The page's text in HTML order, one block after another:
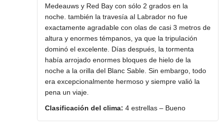
Medeauws y Red Bay con sólo 2 grados en la
noche. también la travesía al Labrador no fue
exactamente agradable con olas de casi 3 metros de
altura y enormes témpanos, ya que la tripulación
dominó el excelente. Días después, la tormenta
había arrojado enormes bloques de hielo de la
noche a la orilla del Blanc Sable. Sin embargo, todo
era excepcionalmente hermoso y siempre valió la
pena un viaje.
Clasificación del clima: 4 estrellas – Bueno